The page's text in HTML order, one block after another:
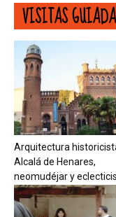
VISITAS
Arquitectura
Alcalá de Henares,
neomudéjar y